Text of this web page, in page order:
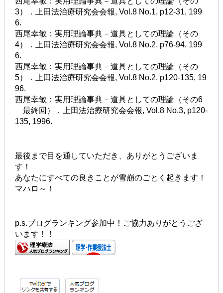
3）．上田法治療研究会会報, Vol.8 No.1, p12-31, 199
6.
西尾幸敏：実用理論事典－道具としての理論（その
4）．上田法治療研究会会報, Vol.8 No.2, p76-94, 199
6.
西尾幸敏：実用理論事典－道具としての理論（その
5）．上田法治療研究会会報, Vol.8 No.2, p120-135, 19
96.
西尾幸敏：実用理論事典－道具としての理論（その6
最終回）．上田法治療研究会会報, Vol.8 No.3, p120-
135, 1996.
最後まで目を通していただき、ありがとうございま
す！
あなたにすべての良きことが雪崩のごとく起きます！
マハロ～！
p.s.ブログランキング参加中！ご協力ありがとうござ
います！！